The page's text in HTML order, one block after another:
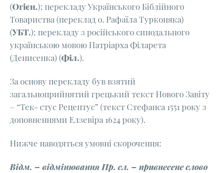
(Огієн.); перекладу Українського Біблійного
Товариства (переклад о. Рафаїла Турконяка)
(УБТ.); перекладу з російського синодального
українською мовою Патріарха Філарета
(Денисенка) (Філ.).
За основу перекладу був взятий
загальноприйнятий грецький текст Нового Завіту
– “Тек- стус Рецептус” (текст Стефанса 1551 року з
доповненнями Елзевіра 1624 року).
Нижче наводяться умовні скорочення:
Відм. – відмінювання Пр. сл. – привнесене слово